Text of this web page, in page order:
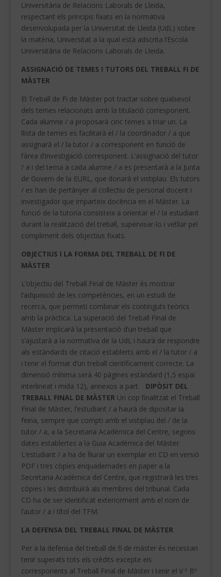
Universitària de Relacions Laborals de Lleida,
respectant els principis fixats en la normativa
desenvolupada per la Universitat de Lleida (UdL) sobre
la matèria, Universitat a la qual està adscrita l’Escola
Universitària de Relacions Laborals de Lleida.
ASSIGNACIÓ DE TEMES I TUTORS DEL TREBALL FI DE
MÀSTER
El Treball de Fi de Màster pot tractar sobre qualsevol
dels temes relacionats amb la titulació corresponent.
Cada alumne / a proposarà cinc temes a triar un. La
llista de temes es facilitarà el / la coordinador / a que
assignarà el / la tutor / a corresponent en funció de
l’àrea d’investigació corresponent. L’assignació del tutor
/ a i del tema a cada alumne / a es presentarà a la Junta
de Govern de la EURL, que donarà el vistiplau. Els tutors
/ es han de pertànyer al col·lectiu de personal docent i
investigador que imparteix docència en el Màster. La
funció de la tutoria consisteix a orientar el / la estudiant
durant la realització del treball, supervisar-lo i vetllar pel
compliment dels objectius fixats.
OBJECTIUS I LA FORMA DEL TREBALL DE FI DE
MÀSTER
L’objectiu del Treball Final de Màster és mostrar
l’adquisició de les competències, en un estudi de
recerca, que permeti combinar els continguts teòrics
amb la pràctica. La superació del Treball Final de
Màster implicarà la presentació d’un treball que
s’ajustarà a la normativa de la UdL i haurà de respondre
als estàndards de citació establerts amb el / la tutor / a
i tenir el format d’un treball científicament correcte. La
dimensió mínima serà 40 pàgines estàndard (1,5 espai
interlineat i mida 12), annexos a part.
DIPÒSIT DEL
TREBALL FINAL DE MÀSTER Un cop finalitzat el Treball
Final de Màster, l’estudiant / a haurà de dipositar la
feina, sempre que compti amb el vistiplau del / de la
tutor / a, a la Secretaria Acadèmica del Centre, segons
dates establertes a la Guia Acadèmica del Màster.
L’estudiant / a ha de lliurar un exemplar en CD en versió
PDF i tres còpies enquadernades en paper a la
Secretaria Acadèmica del Centre, que registrarà les tres
còpies i les distribuirà als membres del tribunal. Cada
CD ha de ser identificat exteriorment amb el nom de
l’autor / a i títol del TFM.
LA DEFENSA DEL TREBALL FINAL DE MÀSTER
Per a la defensa del treball de fi de màster és necessari
tenir superats tots els crèdits excepte els
corresponents al Treball Final de Màster i tenir el V ª Bª